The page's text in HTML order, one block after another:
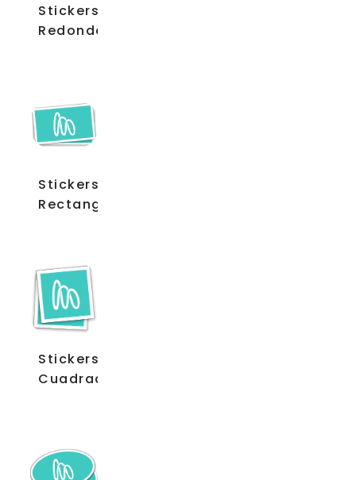
Stickers
Redondos
Stickers
Rectangulares
Stickers
Cuadrados